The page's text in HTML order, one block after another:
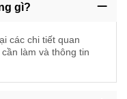
gì?
các chi tiết quan
làm và thông tin